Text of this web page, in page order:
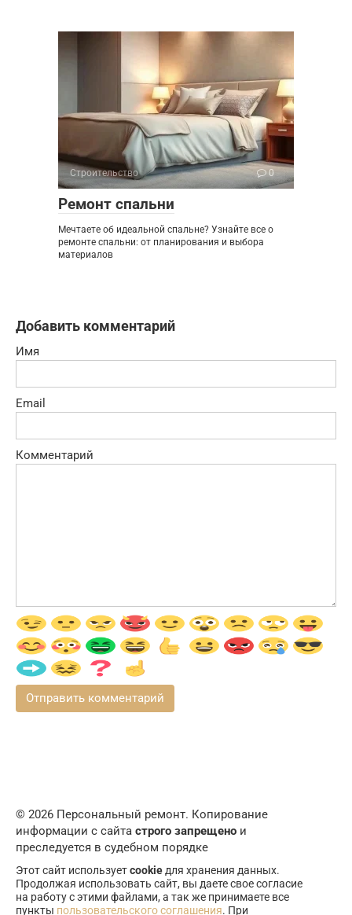
Строительство 0
Ремонт спальни
Мечтаете об идеальной спальне? Узнайте все о
ремонте спальни: от планирования и выбора
материалов
Добавить комментарий
Имя
Email
Комментарий
© 2026 Персональный ремонт. Копирование
информации с сайта строго запрещено и
преследуется в судебном порядке
Этот сайт используетcookieдля хранения данных.
Продолжая использовать сайт, вы даете свое согласие
на работу с этими файлами, а так же принимаете все
пункты пользовательского соглашения. При